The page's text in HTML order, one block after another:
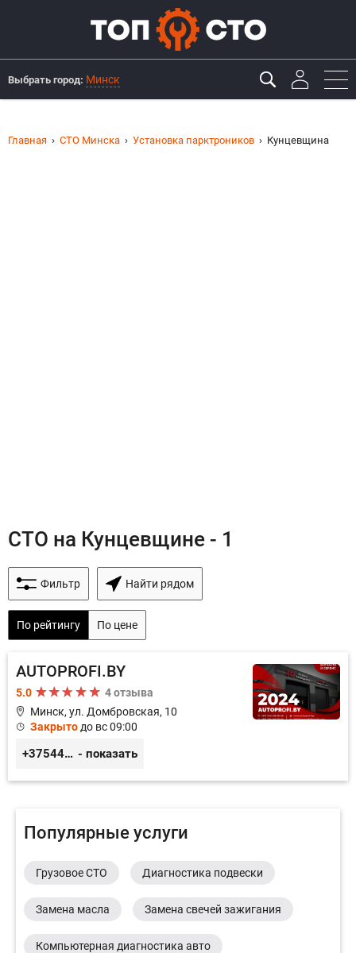
Выбрать город: Минск
Главная СТО Минска Установка парктроников Кунцевщина
СТО на Кунцевщине - 1
Фильтр Найти рядом
По рейтингу По цене
AUTOPROFI.BY
5.0
4 отзыва
Минск, ул. Домбровская, 10
Закрыто до вс 09:00
+375445353020 - показать
Популярные услуги
Грузовое СТО Диагностика подвески
Замена масла Замена свечей зажигания
Компьютерная диагностика авто